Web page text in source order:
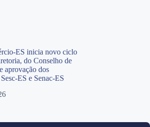
ES inicia novo ciclo
do Conselho de
aprovação dos
ES e Senac-ES